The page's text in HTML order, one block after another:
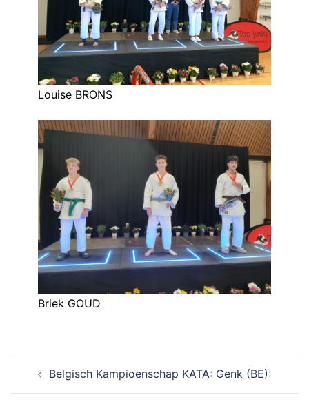
Louise BRONS
Briek GOUD
Belgisch Kampioenschap KATA: Genk (BE):